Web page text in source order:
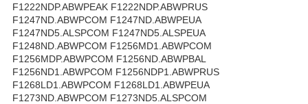
F1222NDP.ABWPEAK F1222NDP.ABWPRUS
F1247ND.ABWPCOM F1247ND.ABWPEUA
F1247ND5.ALSPCOM F1247ND5.ALSPEUA
F1248ND.ABWPCOM F1256MD1.ABWPCOM
F1256MDP.ABWPCOM F1256ND.ABWPBAL
F1256ND1.ABWPCOM F1256NDP1.ABWPRUS
F1268LD1.ABWPCOM F1268LD1.ABWPEUA
F1273ND.ABWPCOM F1273ND5.ALSPCOM